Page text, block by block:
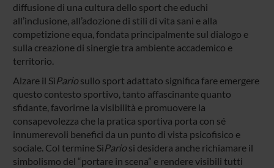
diffusione di una cultura dello sport che educhi
all’inclusione, all’adozione di stili di vita sani e alla
competizione equa, fondata principalmente sul dialogo e
sulla creazione di sinergie tra ambiente accademico e
territorio.
Alzare il SìPariosullo sport adattato significa fare emergere
questo contesto sportivo, tanto affascinante quanto
sfidante, favorirne la visibilità e promuovere la
consapevolezza che la pratica sportiva porta con sé
innumerevoli benefici da un punto di vista psicofisico e
sociale. Col termine SìPariosi desidera anche richiamare il
simbolismo del “portare in scena” e rendere visibili tutti